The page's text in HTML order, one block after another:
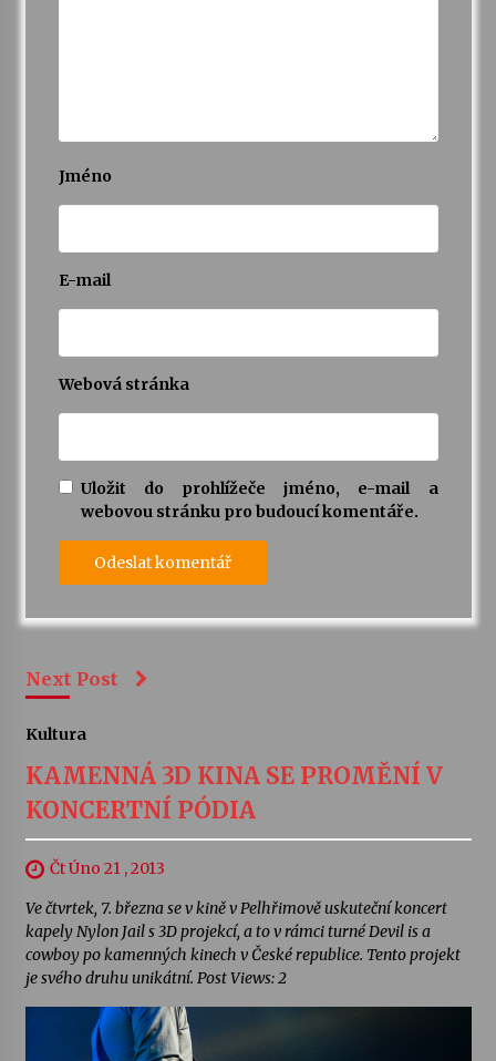
Jméno
E-mail
Webová stránka
Uložit do prohlížeče jméno, e-mail a
webovou stránku pro budoucí komentáře.
Next Post
Kultura
KAMENNÁ 3D KINA SE PROMĚNÍ V
KONCERTNÍ PÓDIA
Čt Úno 21 , 2013
Ve čtvrtek, 7. března se v kině v Pelhřimově uskuteční koncert
kapely Nylon Jail s 3D projekcí, a to v rámci turné Devil is a
cowboy po kamenných kinech v České republice. Tento projekt
je svého druhu unikátní. Post Views: 2